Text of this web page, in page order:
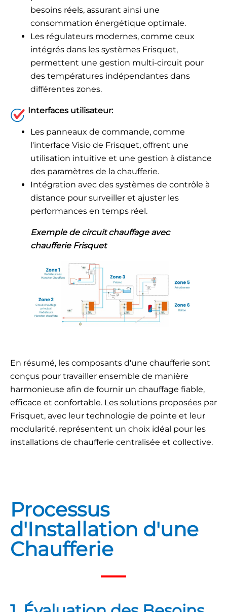
besoins réels, assurant ainsi une
consommation énergétique optimale.
Les régulateurs modernes, comme ceux
intégrés dans les systèmes Frisquet,
permettent une gestion multi-circuit pour
des températures indépendantes dans
différentes zones.
Interfaces utilisateur:
Les panneaux de commande, comme
l'interface Visio de Frisquet, offrent une
utilisation intuitive et une gestion à distance
des paramètres de la chaufferie.
Intégration avec des systèmes de contrôle à
distance pour surveiller et ajuster les
performances en temps réel.
Exemple de circuit chauffage avec
chaufferie Frisquet
En résumé, les composants d'une chaufferie sont
conçus pour travailler ensemble de manière
harmonieuse afin de fournir un chauffage fiable,
efficace et confortable. Les solutions proposées par
Frisquet, avec leur technologie de pointe et leur
modularité, représentent un choix idéal pour les
installations de chaufferie centralisée et collective.
Processus
d'Installation d'une
Chaufferie